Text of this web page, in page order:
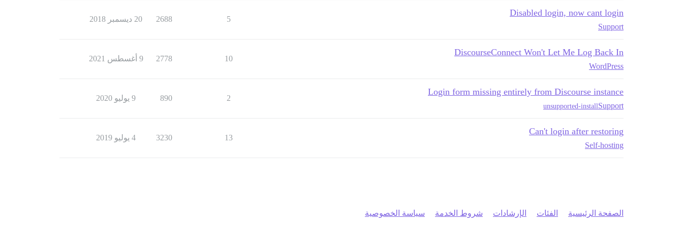
Disabled login, now cant login
Support
5
2688 20 ديسمبر 2018
DiscourseConnect Won't Let Me Log Back In
WordPress
10
2778 9 أغسطس 2021
Login form missing entirely from Discourse instance
Support
unsupported-install
2
890 9 يوليو 2020
Can't login after restoring
Self-hosting
13
3230 4 يوليو 2019
الصفحة الرئيسية الفئات الإرشادات شروط الخدمة سياسة الخصوصية